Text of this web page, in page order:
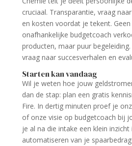
cruciaal. Transparantie, vraag
en kosten voordat je tekent.
onafhankelijke budgetcoach
producten, maar puur
vraag naar succesverhalen en
Starten kan vandaag
Wil je weten hoe jouw
dan de stap: plan een gratis
Fire. In dertig minuten proef je
of onze visie op budgetcoach bij
je al na die intake een klein
automatiseren van je